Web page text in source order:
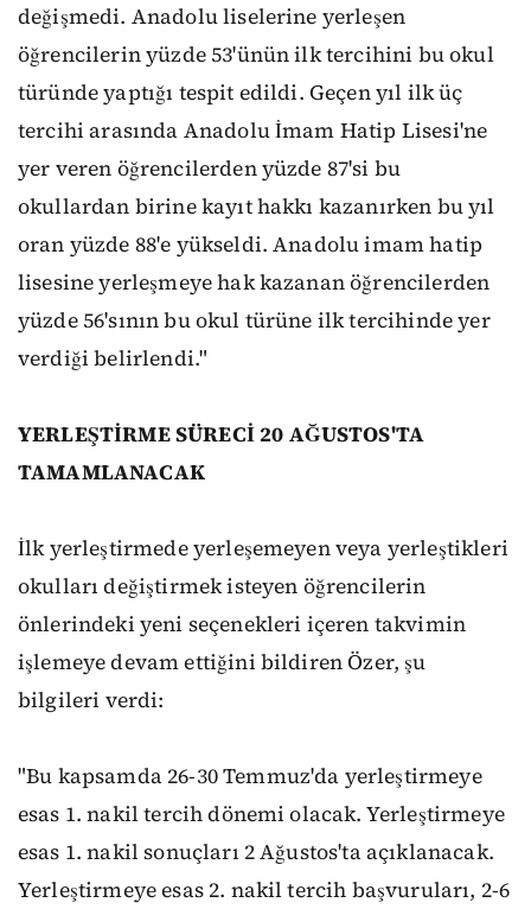
değişmedi. Anadolu liselerine yerleşen
öğrencilerin yüzde 53'ünün ilk tercihini bu okul
türünde yaptığı tespit edildi. Geçen yıl ilk üç
tercihi arasında Anadolu İmam Hatip Lisesi'ne
yer veren öğrencilerden yüzde 87'si bu
okullardan birine kayıt hakkı kazanırken bu yıl
oran yüzde 88'e yükseldi. Anadolu imam hatip
lisesine yerleşmeye hak kazanan öğrencilerden
yüzde 56'sının bu okul türüne ilk tercihinde yer
verdiği belirlendi."
YERLEŞTİRME SÜRECİ 20 AĞUSTOS'TA
TAMAMLANACAK
İlk yerleştirmede yerleşemeyen veya yerleştikleri
okulları değiştirmek isteyen öğrencilerin
önlerindeki yeni seçenekleri içeren takvimin
işlemeye devam ettiğini bildiren Özer, şu
bilgileri verdi:
"Bu kapsamda 26-30 Temmuz'da yerleştirmeye
esas 1. nakil tercih dönemi olacak. Yerleştirmeye
esas 1. nakil sonuçları 2 Ağustos'ta açıklanacak.
Yerleştirmeye esas 2. nakil tercih başvuruları, 2-6